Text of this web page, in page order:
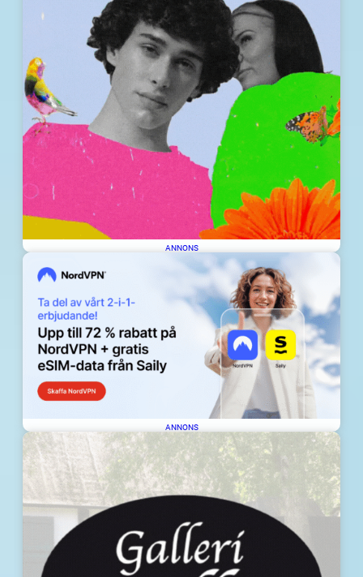
ANNONS
ANNONS